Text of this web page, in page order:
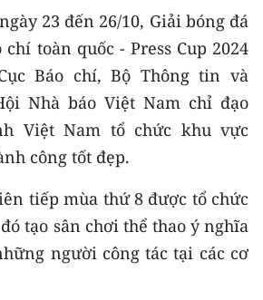
núi phía Bắc
Bộ và Tây
23 đến 26/10, Giải bóng đá
chí toàn quốc - Press Cup 2024
Báo chí, Bộ Thông tin và
Nhà báo Việt Nam chỉ đạo
Việt Nam tổ chức khu vực
công tốt đẹp.
tiếp mùa thứ 8 được tổ chức
tạo sân chơi thể thao ý nghĩa
người công tác tại các cơ